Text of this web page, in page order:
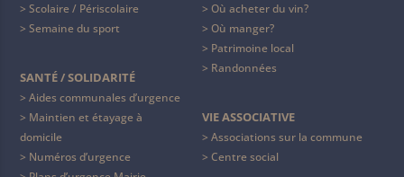
Scolaire / Périscolaire
Semaine du sport
SANTÉ / SOLIDARITÉ
Aides communales d’urgence
Maintien et étayage à
domicile
Numéros d’urgence
Où acheter du vin?
Où manger?
Patrimoine local
Randonnées
VIE ASSOCIATIVE
Associations sur la commune
Centre social